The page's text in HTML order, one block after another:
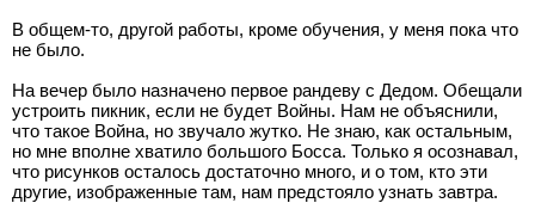
В общем-то, другой работы, кроме обучения, у меня пока что
не было.
На вечер было назначено первое рандеву с Дедом. Обещали
устроить пикник, если не будет Войны. Нам не объяснили,
что такое Война, но звучало жутко. Не знаю, как остальным,
но мне вполне хватило большого Босса. Только я осознавал,
что рисунков осталось достаточно много, и о том, кто эти
другие, изображенные там, нам предстояло узнать завтра.